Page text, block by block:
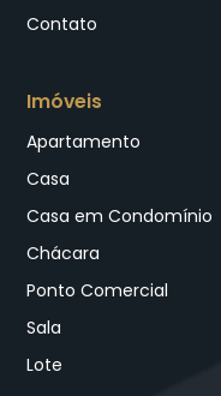
Contato
Imóveis
Apartamento
Casa
Casa em Condomínio
Chácara
Ponto Comercial
Sala
Lote